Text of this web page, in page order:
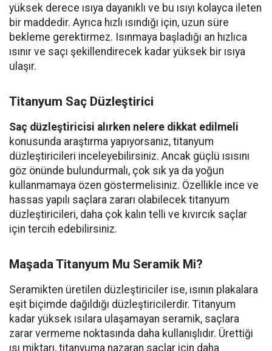
yüksek derece ısıya dayanıklı ve bu ısıyı kolayca ileten
bir maddedir. Ayrıca hızlı ısındığı için, uzun süre
bekleme gerektirmez. Isınmaya başladığı an hızlıca
ısınır ve saçı şekillendirecek kadar yüksek bir ısıya
ulaşır.
Titanyum Saç Düzleştirici
Saç düzleştiricisi alırken nelere dikkat edilmeli
konusunda araştırma yapıyorsanız, titanyum
düzleştiricileri inceleyebilirsiniz. Ancak güçlü ısısını
göz önünde bulundurmalı, çok sık ya da yoğun
kullanmamaya özen göstermelisiniz. Özellikle ince ve
hassas yapılı saçlara zararı olabilecek titanyum
düzleştiricileri, daha çok kalın telli ve kıvırcık saçlar
için tercih edebilirsiniz.
Maşada Titanyum Mu Seramik Mi?
Seramikten üretilen düzleştiriciler ise, ısının plakalara
eşit biçimde dağıldığı düzleştiricilerdir. Titanyum
kadar yüksek ısılara ulaşamayan seramik, saçlara
zarar vermeme noktasında daha kullanışlıdır. Ürettiği
ısı miktarı, titanyuma nazaran saçlar için daha